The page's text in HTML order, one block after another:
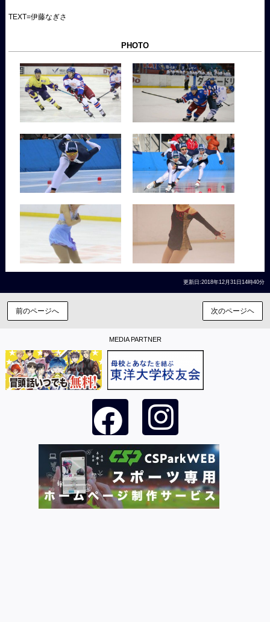
TEXT=伊藤なぎさ
PHOTO
更新日:2018年12月31日14時40分
前のページへ 次のページヘ
MEDIA PARTNER